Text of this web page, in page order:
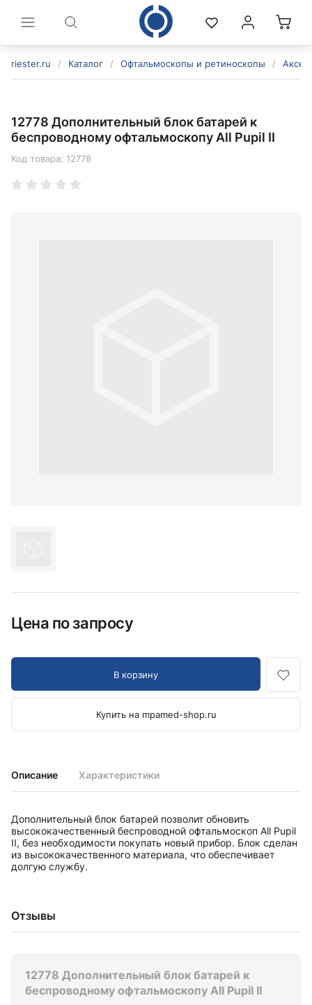
riester.ru / Каталог / Офтальмоскопы и ретиноскопы /
Описание Характеристики
Дополнительный блок батарей позволит обновить
высококачественный беспроводной офтальмоскоп All Pupil
II, без необходимости покупать новый прибор. Блок сделан
из высококачественного материала, что обеспечивает
долгую службу.
Отзывы
12778 Дополнительный блок батарей к
беспроводному офтальмоскопу All Pupil II
12778 Дополнительный блок батарей к
беспроводному офтальмоскопу All Pupil II
Код товара: 12778
Цена по запросу
В корзину
Купить на mpamed-shop.ru